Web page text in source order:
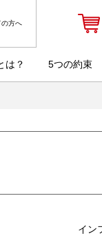
の方へ
は？ 5つの約束
イン